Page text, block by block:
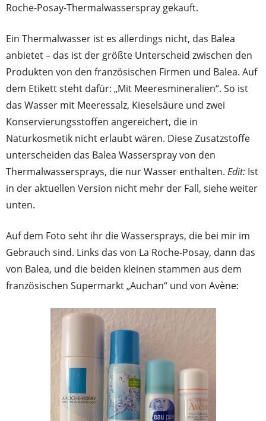
Roche-Posay-Thermalwasserspray gekauft.
Ein Thermalwasser ist es allerdings nicht, das Balea
anbietet – das ist der größte Unterscheid zwischen den
Produkten von den französischen Firmen und Balea. Auf
dem Etikett steht dafür: „Mit Meeresmineralien“. So ist
das Wasser mit Meeressalz, Kieselsäure und zwei
Konservierungsstoffen angereichert, die in
Naturkosmetik nicht erlaubt wären. Diese Zusatzstoffe
unterscheiden das Balea Wasserspray von den
Thermalwassersprays, die nur Wasser enthalten. Edit: Ist
in der aktuellen Version nicht mehr der Fall, siehe weiter
unten.
Auf dem Foto seht ihr die Wassersprays, die bei mir im
Gebrauch sind. Links das von La Roche-Posay, dann das
von Balea, und die beiden kleinen stammen aus dem
französischen Supermarkt „Auchan“ und von Avène: